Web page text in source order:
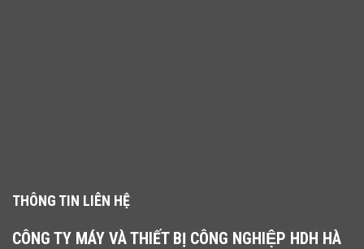
THÔNG TIN LIÊN HỆ
CÔNG TY MÁY VÀ THIẾT BỊ CÔNG NGHIỆP HDH HÀ